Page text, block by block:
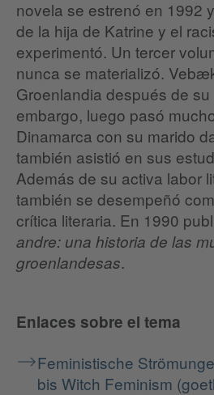
novela se estrenó en 1992
de la hija de Katrine y el
experimentó. Un tercer
nunca se materializó.
Groenlandia después de
embargo, luego pasó
Dinamarca con su marido
también asistió en sus
Además de su activa labor
también se desempeñó
crítica literaria. En 1990
andre: una historia de las
groenlandesas.
Enlaces sobre el tema
Feministische
bis Witch Feminism